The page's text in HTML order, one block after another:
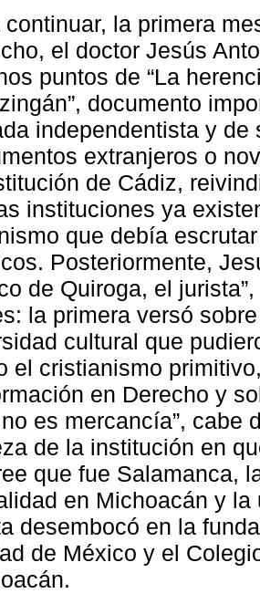
continuar, la primera
el doctor Jesús
puntos de “La
documento
independentista y
extranjeros o
de Cádiz,
instituciones ya
que debía
Posteriormente,
de Quiroga, el
la primera versó
cultural que
el cristianismo
en Derecho y
es mercancía”, cabe
de la institución en
que fue Salamanca,
en Michoacán y
desembocó en la
de México y el